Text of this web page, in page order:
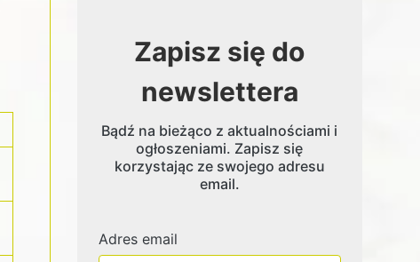
Zapisz się do
newslettera
Bądź na bieżąco z aktualnościami i
ogłoszeniami. Zapisz się
korzystając ze swojego adresu
email.
Adres email